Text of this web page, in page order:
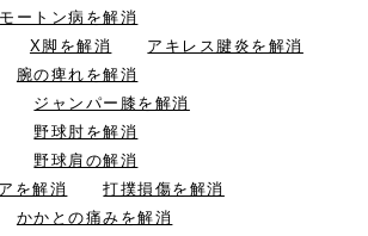
モートン病を解消
X脚を解消
アキレス腱炎を解消
腕の痺れを解消
ジャンパー膝を解消
野球肘を解消
野球肩の解消
を解消
打撲損傷を解消
かかとの痛みを解消